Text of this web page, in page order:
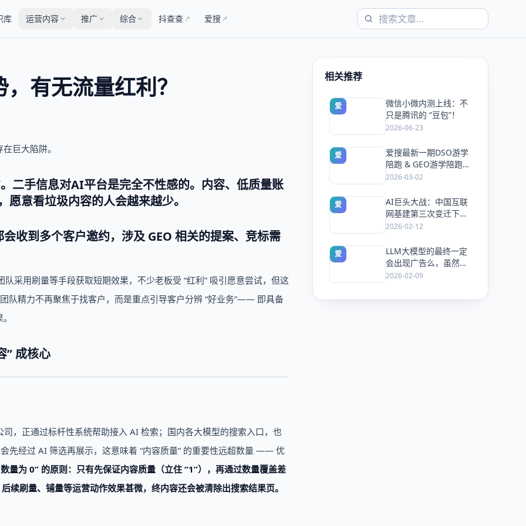
库 运营内容 推广 综合 抖查查 ↗ 爱搜 ↗
有无流量红利？
巨大陷阱。
二手信息对AI平台是完全不性感的。内容、低质量账
意看垃圾内容的人会越来越少。
收到多个客户邀约，涉及 GEO 相关的提案、竞标需
采用刷量等手段获取短期效果，不少老板受 “红利” 吸引愿意尝试，但这
队精力不再聚焦于找客户，而是重点引导客户分辨 “好业务”—— 即具备
” 成核心
，正通过标杆性系统帮助接入 AI 检索；国内各大模型的搜索入口，也
先经过 AI 筛选再展示，这意味着 “内容质量” 的重要性远超数量 —— 优
量为 0” 的原则：只有先保证内容质量（立住 “1”），再通过数量覆盖差
续刷量、铺量等运营动作效果甚微，终内容还会被清除出搜索结果页。
相关推荐
爱
微信小微内测上线：不
只是腾讯的 “豆包”！
2026-06-23
爱
爱搜最新一期DSO游学
陪跑 & GEO游学陪跑双
课同开，5天手把手教
2026-03-02
爱
AI巨头大战：中国互联
网基建第三次变迁下的
风口与机会！
2026-02-12
爱
LLM大模型的最终一定
会出现广告么，虽然
ChatGPT 已经加了广
么？
2026-02-09